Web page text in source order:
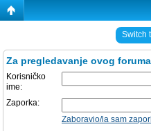
Switch
Za pregledavanje ovog
Korisničko
ime:
Zaporka:
Zaboravio/la sam